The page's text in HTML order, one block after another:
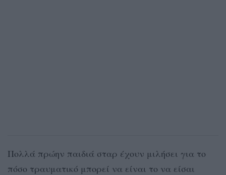
Πολλά πρώην παιδιά σταρ έχουν μιλήσει για το
πόσο τραυματικό μπορεί να είναι το να είσαι